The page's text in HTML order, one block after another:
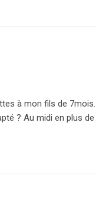
à mon fils de 7mois.
? Au midi en plus de